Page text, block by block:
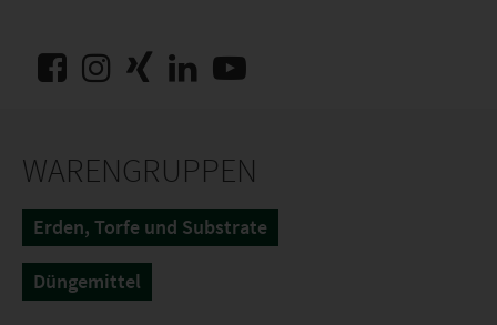
WARENGRUPPEN
Erden, Torfe und Substrate
Düngemittel